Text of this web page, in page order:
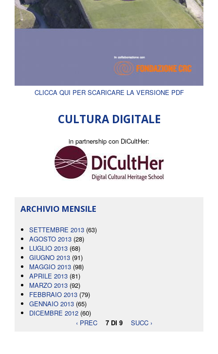
CLICCA QUI PER SCARICARE LA VERSIONE PDF
CULTURA DIGITALE
in partnership con DiCultHer:
ARCHIVIO MENSILE
SETTEMBRE 2013 (63)
AGOSTO 2013 (28)
LUGLIO 2013 (68)
GIUGNO 2013 (91)
MAGGIO 2013 (98)
APRILE 2013 (81)
MARZO 2013 (92)
FEBBRAIO 2013 (79)
GENNAIO 2013 (65)
DICEMBRE 2012 (60)
‹ PREC
7 DI 9 SUCC ›